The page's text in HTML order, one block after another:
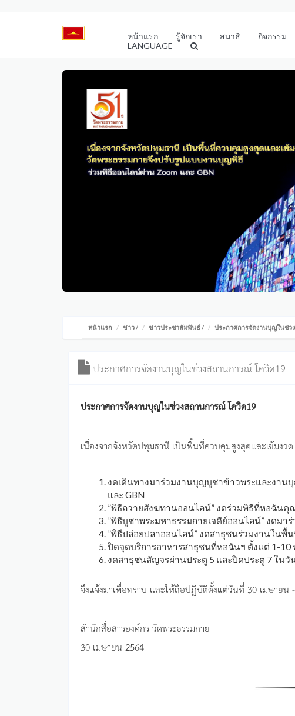
หน้าแรก รู้จักเรา สมาธิ กิจกรรม
LANGUAGE
หน้าแรก ข่าว/ ข่าวประชาสัมพันธ์ / ประกาศการจัดงานบุญในช่ว
ประกาศการจัดงานบุญในช่วงสถานการณ์ โควิด19
ประกาศการจัดงานบุญในช่วงสถานการณ์ โควิด19
เนื่องจากจังหวัดปทุมธานี เป็นพื้นที่ควบคุมสูงสุดและเข้มง
งดเดินทางมาร่วมงานบุญบูชาข้าวพระและงาน
และ GBN
”พิธีถวายสังฆทานออนไลน์” งดร่วมพิธีที่หอฉันคุ
”พิธีบูชาพระมหาธรรมกายเจดีย์ออนไลน์” งดมา
”พิธีปล่อยปลาออนไลน์” งดสาธุชนร่วมงานในพื้
ปิดจุดบริการอาหารสาธุชนที่หอฉันฯ ตั้งแต่ 1-10
งดสาธุชนสัญจรผ่านประตู 5 และปิดประตู 7 ในวั
จึงแจ้งมาเพื่อทราบ และให้ถือปฏิบัติตั้งแต่วันที่ 30 เมษาย
สำนักสื่อสารองค์กร วัดพระธรรมกาย
30 เมษายน 2564